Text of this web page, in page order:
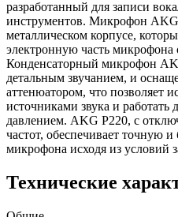
разработанный для записи
инструментов. Микрофон
металлическом корпусе,
электронную часть микрофона
Конденсаторный микрофон
детальным звучанием, и
аттенюатором, что позволяет
источниками звука и
давлением. AKG P220, с
частот, обеспечивает точную
микрофона исходя из условий
Технические